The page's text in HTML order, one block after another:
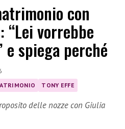
con
“Lei vorrebbe
e spiega perché
TONY EFFE
delle nozze con Giulia